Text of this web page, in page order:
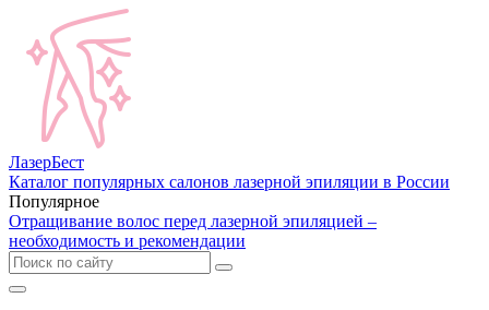
ЛазерБест
Каталог популярных салонов лазерной эпиляции в России
Популярное
Отращивание волос перед лазерной эпиляцией –
необходимость и рекомендации